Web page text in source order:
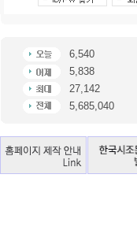
6,540
5,838
27,142
5,685,040